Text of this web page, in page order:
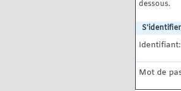
dessous.
S'identifier
Identifiant:
Mot de